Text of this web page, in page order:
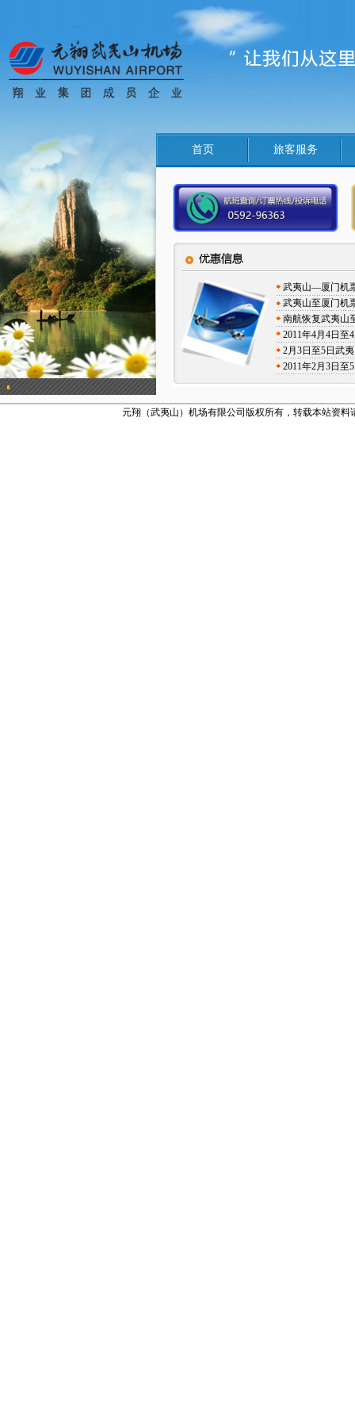
首页 旅客服务
武夷山—厦门机
武夷山至厦门机
南航恢复武夷山
2011年4月4日至
2月3日至5日武
2011年2月3日至
元翔（武夷山）机场有限公司版权所有，转载本站资